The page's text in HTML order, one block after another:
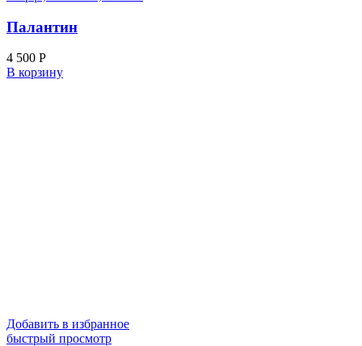
Палантин
4 500 Р
В корзину
Добавить в избранное
быстрый просмотр